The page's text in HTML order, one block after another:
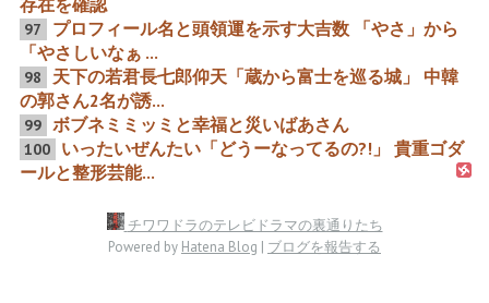
平成完結股旅祭 股旅二大ナ
ンバー2から浮上ナンバー1
より真の映画愛を問う
再会 歴代名場面「遠山桜」
初形成VS幻の吉川文学珍映
戦前のスタープロダクショ
ンと戦後重々独立映画 千恵
蔵と薩夫が右往左往すると
東京国立近代美術館フィル
ムセンターの傍で撮影の不
思議写真と残尿忠臣蔵映画
存在を確認
97
プロフィール名と頭領運を示す大吉数 「やさ」から
「やさしいなぁ ...
98
天下の若君長七郎仰天「蔵から富士を巡る城」 中韓
の郭さん2名が誘...
99 ボブネミミッミと幸福と災いばあさん
100
いったいぜんたい「どうーなってるの?!」 貴重ゴダ
ールと整形芸能...
チワワドラのテレビドラマの裏通りたち
Powered by Hatena Blog | ブログを報告する